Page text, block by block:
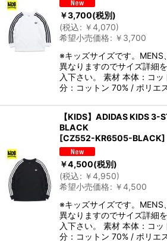
￥3,700(税別)
(税込: ￥4,070)
希望小売価格: ￥ 3,700
※キッズサイズです。MENS
異なりますのでサイズ詳細
入下さい。 素材 本体：コ
分：コットン 70% / ポリエ
【KIDS】ADIDAS KIDS 3-
BLACK
[CZ552-KR6505-BLACK]
￥4,500(税別)
(税込: ￥4,950)
希望小売価格: ￥4,500
※キッズサイズです。MENS
異なりますのでサイズ詳細
入下さい。 素材 本体：コ
分：コットン 70% / ポリエ